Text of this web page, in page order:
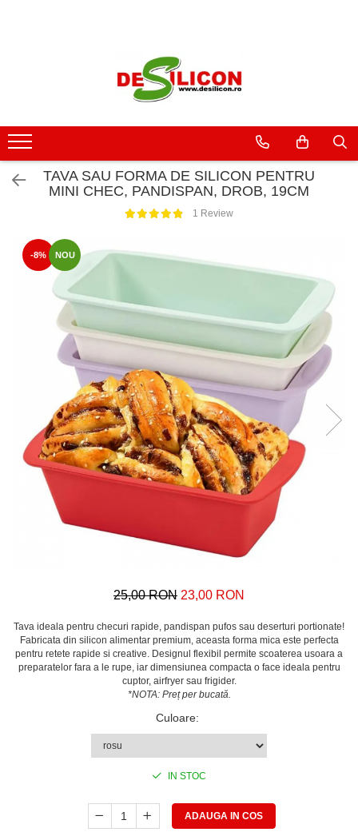
TAVA SAU FORMA DE SILICON PENTRU
MINI CHEC, PANDISPAN, DROB, 19CM
1 Review
-8% NOU
25,00 RON 23,00 RON
Tava ideala pentru checuri rapide, pandispan pufos sau deserturi portionate!
Fabricata din silicon alimentar premium, aceasta forma mica este perfecta
pentru retete rapide si creative. Designul flexibil permite scoaterea usoara a
preparatelor fara a le rupe, iar dimensiunea compacta o face ideala pentru
cuptor, airfryer sau frigider.
*NOTA: Preț per bucată.
Culoare:
IN STOC
ADAUGA IN COS